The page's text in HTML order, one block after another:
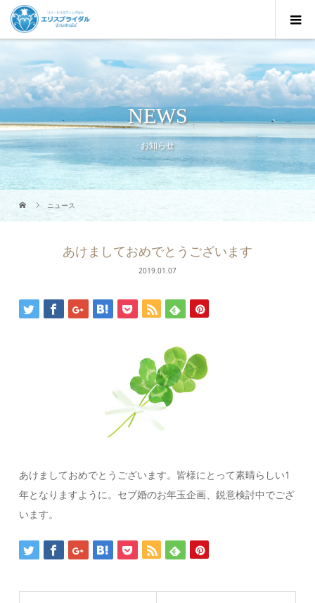
NEWS
お知らせ
ニュース
あけましておめでとうございます
2019.01.07
あけましておめでとうございます。皆様にとって素晴らしい1
年となりますように。セブ婚のお年玉企画、鋭意検討中でござ
います。